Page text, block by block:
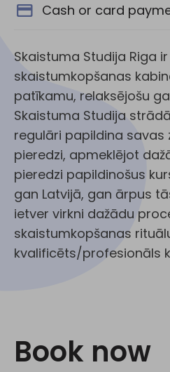
Cash or card
Skaistuma Studija Riga
skaistumkopšanas
patīkamu, relaksējošu
Skaistuma Studija
regulāri papildina savas
pieredzi, apmeklējot
pieredzi papildinošus
gan Latvijā, gan ārpus
ietver virkni dažādu
skaistumkopšanas
kvalificēts/profesionāls
Book now